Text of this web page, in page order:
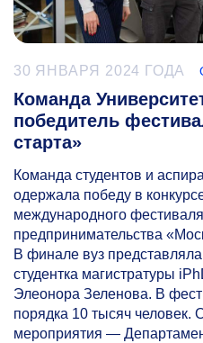
30 ЯНВАРЯ 2024 ГОДА
Команда
победитель
старта»
Команда студентов и
одержала победу в
международного фестиваля
предпринимательства
В финале вуз
студентка магистратуры
Элеонора Зеленова. В
порядка 10 тысяч человек.
мероприятия —